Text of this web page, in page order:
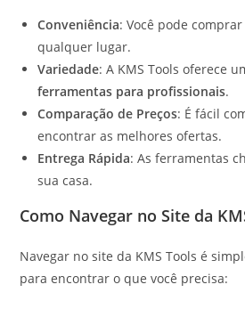
Conveniência: Você pode
qualquer lugar.
Variedade: A KMS Tools oferece
ferramentas para profissionais.
Comparação de Preços: É fácil
encontrar as melhores ofertas.
Entrega Rápida: As ferramentas
sua casa.
Como Navegar no Site da
Navegar no site da KMS Tools é
para encontrar o que você precisa: